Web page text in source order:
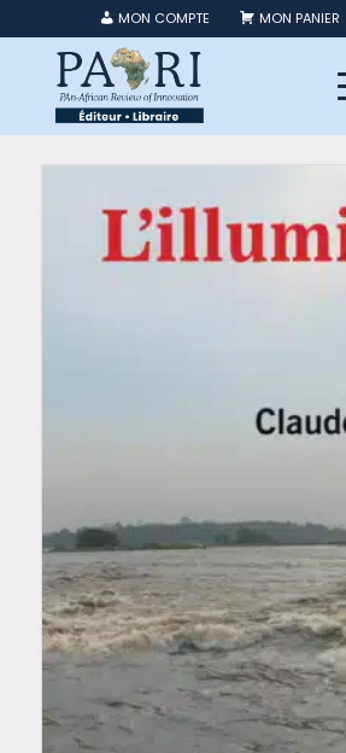
MON COMPTE MON PANIER